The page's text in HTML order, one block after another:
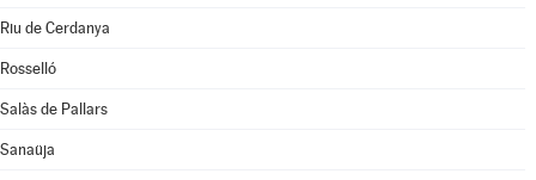
Riu de Cerdanya
Rosselló
Salàs de Pallars
Sanaüja